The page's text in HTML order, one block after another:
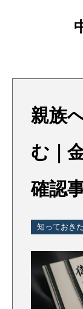
親族
む｜
確認
知っておき